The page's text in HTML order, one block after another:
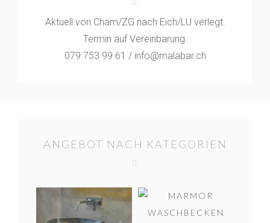
Aktuell von Cham/ZG nach Eich/LU verlegt.
Termin auf Vereinbarung.
079 753 99 61 / info@malabar.ch
ANGEBOT NACH KATEGORIEN